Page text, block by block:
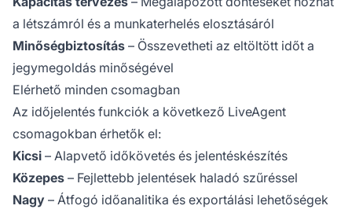
a létszámról és a munkaterhelés elosztásáról
Minőségbiztosítás – Összevetheti az eltöltött időt a
jegymegoldás minőségével
Elérhető minden csomagban
Az időjelentés funkciók a következő LiveAgent
csomagokban érhetők el:
Kicsi – Alapvető időkövetés és jelentéskészítés
Közepes – Fejlettebb jelentések haladó szűréssel
Nagy – Átfogó időanalitika és exportálási lehetőségek